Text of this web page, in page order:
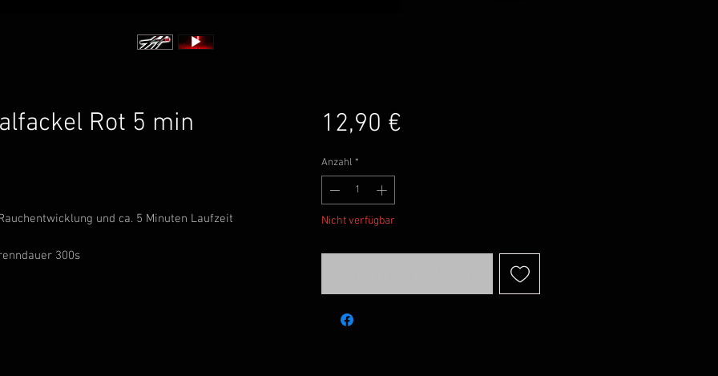
Rot 5 min
und ca. 5 Minuten Laufzeit
300s
12,90 €Preis
Anzahl *
Nicht verfügbar